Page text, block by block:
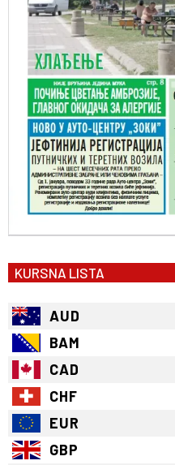
KURSNA LISTA
AUD
BAM
CAD
CHF
EUR
GBP